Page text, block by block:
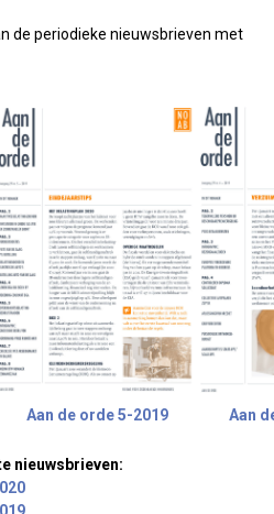
de periodieke nieuwsbrieven met
Aan de orde 5-2019 Aan
nieuwsbrieven: